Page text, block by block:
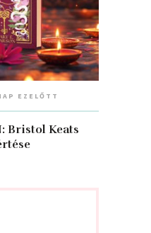
EZELŐTT
Bristol Keats